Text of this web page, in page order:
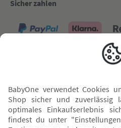
Sicher zahlen
Versand mit